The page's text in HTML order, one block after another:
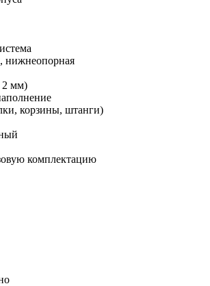
нижнеопорная
мм)
корзины, штанги)
комплектацию